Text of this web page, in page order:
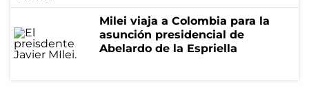
Milei viaja a Colombia para la
asunción presidencial de
Abelardo de la Espriella